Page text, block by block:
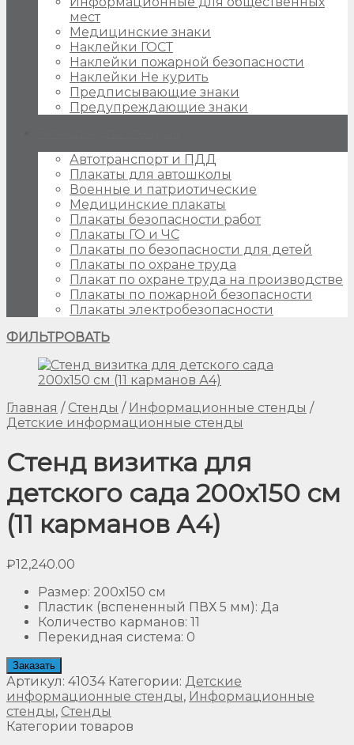
мест
Медицинские знаки
Наклейки ГОСТ
Наклейки пожарной безопасности
Наклейки Не курить
Предписывающие знаки
Предупреждающие знаки
Автотранспорт и ПДД
Плакаты для автошколы
Военные и патриотические
Медицинские плакаты
Плакаты безопасности работ
Плакаты ГО и ЧС
Плакаты по безопасности для детей
Плакаты по охране труда
Плакат по охране труда на производстве
Плакаты по пожарной безопасности
Плакаты электробезопасности
ФИЛЬТРОВАТЬ
Главная / Стенды / Информационные стенды /
Детские информационные стенды
Стенд визитка для
детского сада 200х150 см
(11 карманов А4)
₽12,240.00
Размер: 200х150 см
Пластик (вспененный ПВХ 5 мм): Да
Количество карманов: 11
Перекидная система: 0
Заказать
Артикул: 41034 Категории: Детские
информационные стенды, Информационные
стенды, Стенды
Категории товаров